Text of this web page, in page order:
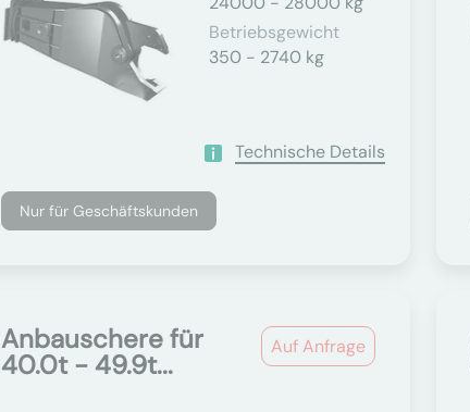
Betriebsgewicht
350 - 2740 kg
Technische Details
Nur für Geschäftskunden
Auf Anfrage
Anbauschere für
40.0t - 49.9t...